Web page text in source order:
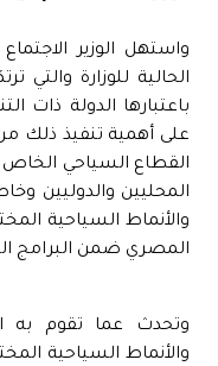
واستهل الوزير
الحالية للوزارة والتي
باعتبارها الدولة ذات
على أهمية تنفيذ ذلك
القطاع السياحي
المحليين والدوليين
والأنماط السياحية
المصري ضمن البرامج
وتحدث عما تقوم به
والأنماط السياحية